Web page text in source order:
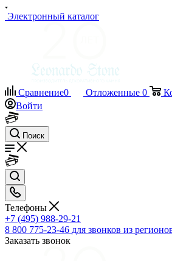
Электронный каталог
Сравнение0 Отложенные 0
Войти
Поиск
Телефоны
+7 (495) 988-29-21
8 800 775-23-46 для звонков из
Заказать звонок